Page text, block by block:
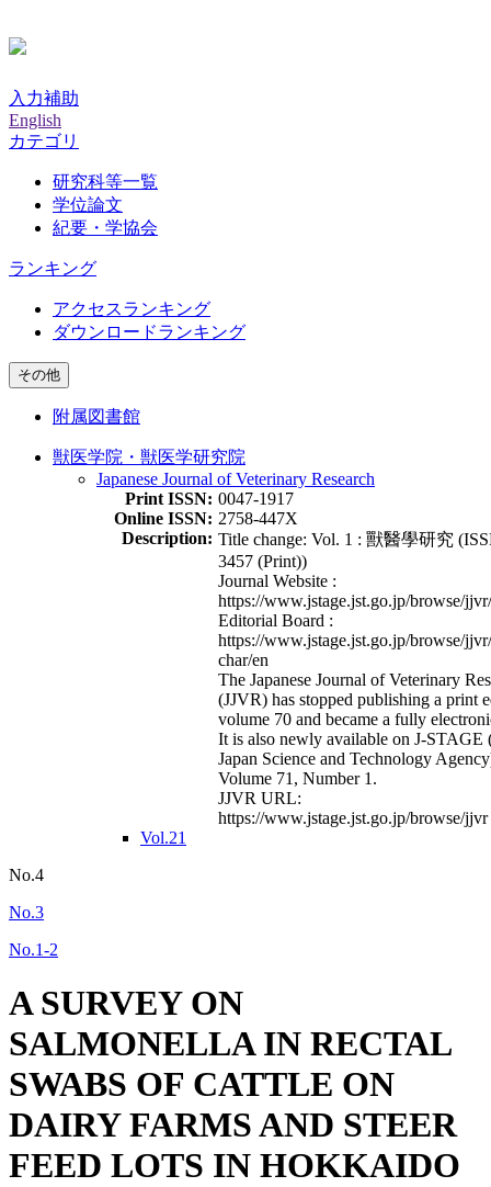
入力補助
English
カテゴリ
研究科等一覧
学位論文
紀要・学協会
ランキング
アクセスランキング
ダウンロードランキング
その他
附属図書館
獣医学院・獣医学研究院
Japanese Journal of Veterinary Research
Print ISSN: 0047-1917
Online ISSN: 2758-447X
Description: Title change: Vol. 1 : 獸醫學研究
3457 (Print))
Journal Website :
https://www.jstage.jst.go.jp/browse/
Editorial Board :
https://www.jstage.jst.go.jp/browse/
char/en
The Japanese Journal of Veterinary
(JJVR) has stopped publishing a print
volume 70 and became a fully
It is also newly available on J-STAGE
Japan Science and Technology
Volume 71, Number 1.
JJVR URL:
https://www.jstage.jst.go.jp/browse/jjvr
Vol.21
No.4
No.3
No.1-2
A SURVEY ON
SALMONELLA IN RECTAL
SWABS OF CATTLE ON
DAIRY FARMS AND STEER
FEED LOTS IN HOKKAIDO